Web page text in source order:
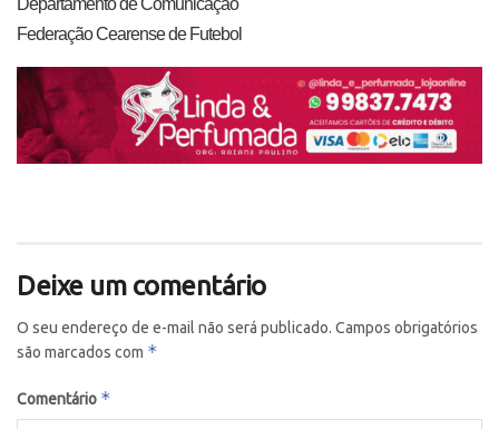
Departamento de Comunicação
Federação Cearense de Futebol
Deixe um comentário
O seu endereço de e-mail não será publicado. Campos obrigatórios
são marcados com *
Comentário *